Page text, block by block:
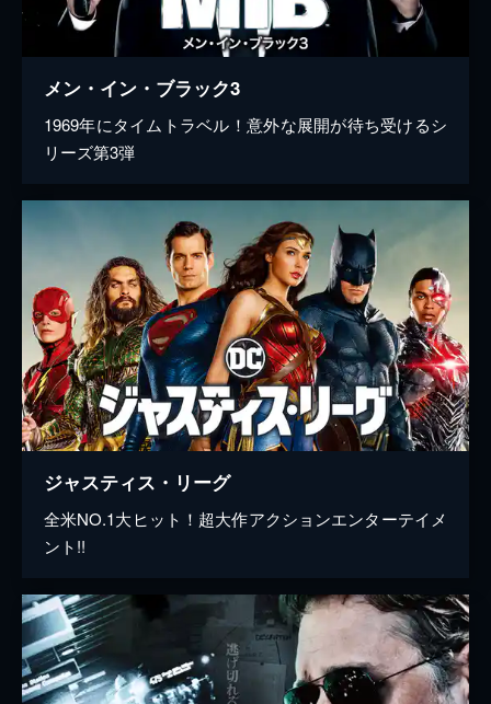
メン・イン・ブラック3
1969年にタイムトラベル！意外な展開が待ち受けるシ
リーズ第3弾
ジャスティス・リーグ
全米NO.1大ヒット！超大作アクションエンターテイメ
ント!!